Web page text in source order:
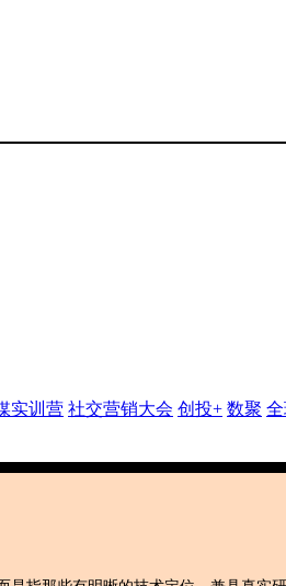
实训营 社交营销大会 创投+ 数聚